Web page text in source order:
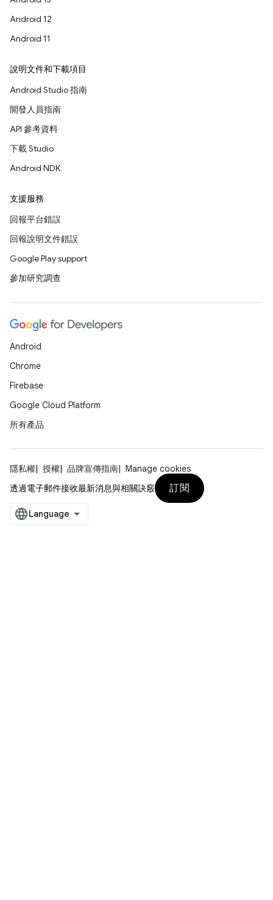
Android 12
Android 11
說明文件和下載項目
Android Studio 指南
開發人員指南
API 參考資料
下載 Studio
Android NDK
支援服務
回報平台錯誤
回報說明文件錯誤
Google Play support
參加研究調查
Android
Chrome
Firebase
Google Cloud Platform
所有產品
隱私權 授權 品牌宣傳指南
Manage cookies
透過電子郵件接收最新消息與相關訣竅
訂閱